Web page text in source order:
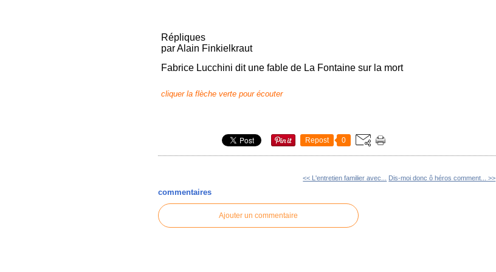
Répliques
par Alain Finkielkraut
Fabrice Lucchini dit une fable de La Fontaine sur la mort
cliquer la flèche verte pour écouter
Repost 0
<< L'entretien familier avec... Dis-moi donc ô héros comment... >>
commentaires
Ajouter un commentaire